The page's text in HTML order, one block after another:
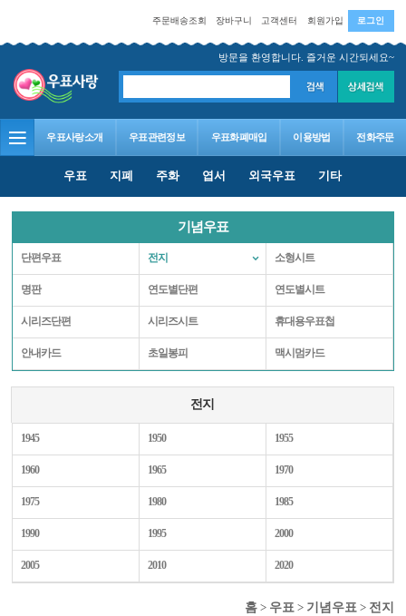
로그인
회원가입
고객센터
장바구니
주문배송조회
방문을 환영합니다. 즐거운 시간되세요~
우표사랑소개 우표관련정보 우표화폐매입 이용방법 전화주문
우표 지폐 주화 엽서 외국우표 기타
기념우표
단편우표 전지 소형시트
명판 연도별단편 연도별시트
시리즈단편 시리즈시트 휴대용우표첩
안내카드 초일봉피 맥시멈카드
전지
1945 1950 1955
1960 1965 1970
1975 1980 1985
1990 1995 2000
2005 2010 2020
홈> 우표> 기념우표> 전지